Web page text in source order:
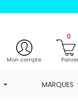
Mon compte
0
Panier
MARQUES